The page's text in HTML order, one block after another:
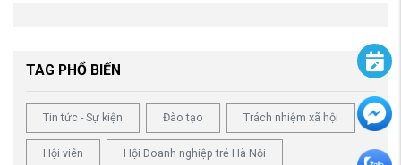
TAG PHỔ BIẾN
Tin tức - Sự kiện Đào tạo Trách nhiệm xã hội
Hội viên Hội Doanh nghiệp trẻ Hà Nội